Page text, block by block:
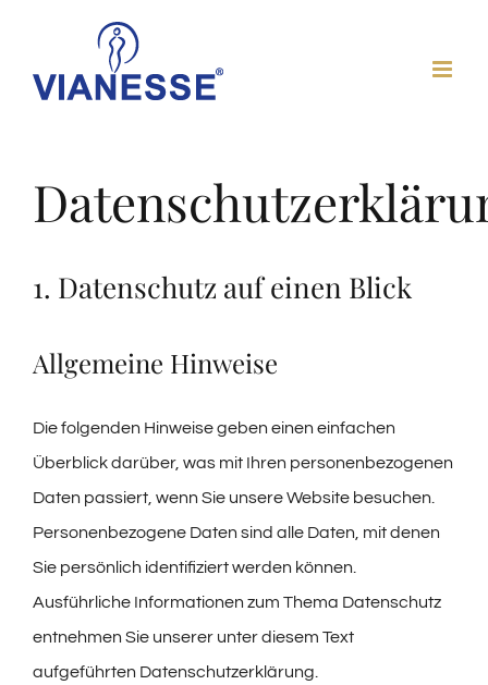
springen
1. Datenschutz auf einen Blick
Allgemeine Hinweise
Die folgenden Hinweise geben einen einfachen
Überblick darüber, was mit Ihren personenbezogenen
Daten passiert, wenn Sie unsere Website besuchen.
Personenbezogene Daten sind alle Daten, mit denen
Sie persönlich identifiziert werden können.
Ausführliche Informationen zum Thema Datenschutz
entnehmen Sie unserer unter diesem Text
aufgeführten Datenschutzerklärung.